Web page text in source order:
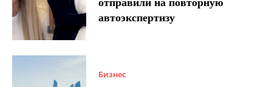
автоэкспертизу
Бизнес